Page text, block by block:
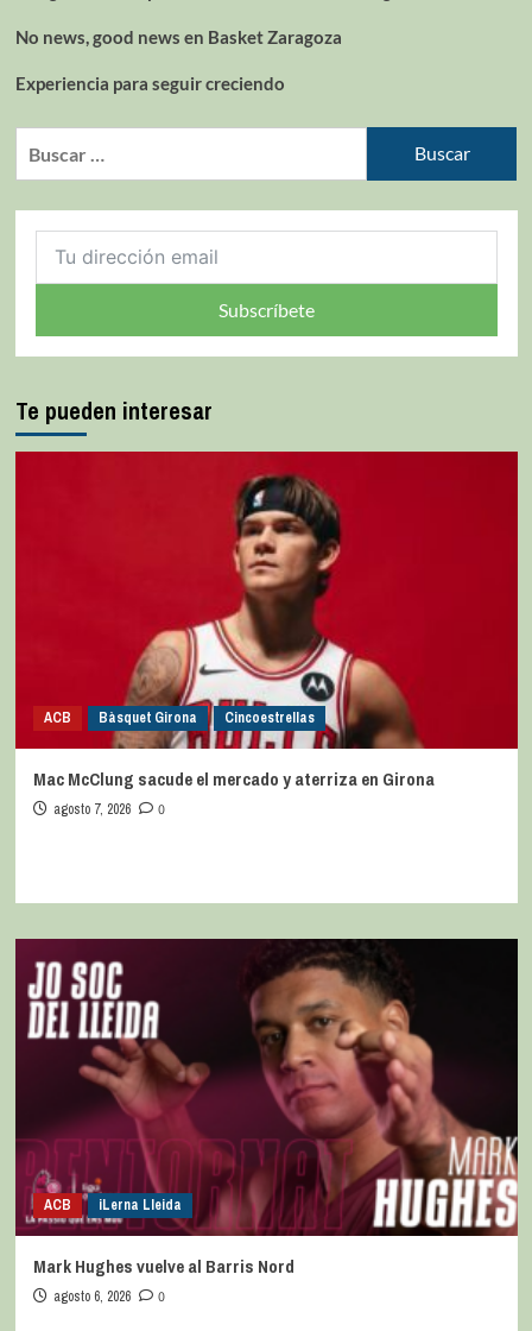
No news, good news en Basket Zaragoza
Experiencia para seguir creciendo
Subscríbete
Te pueden interesar
ACB Bàsquet Girona Cincoestrellas
Mac McClung sacude el mercado y aterriza en Girona
agosto 7, 2026 0
ACB iLerna Lleida
Mark Hughes vuelve al Barris Nord
agosto 6, 2026 0